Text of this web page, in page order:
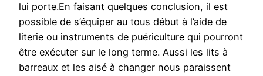
lui porte.En faisant quelques conclusion, il est
possible de s’équiper au tous début à l’aide de
literie ou instruments de puériculture qui pourront
être exécuter sur le long terme. Aussi les lits à
barreaux et les aisé à changer nous paraissent